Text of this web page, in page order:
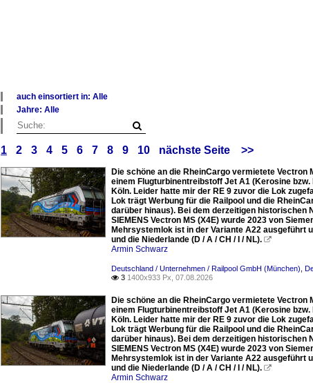
auch einsortiert in: Alle
Belgien
Italien
Niederlande
Österreich
Polen
Schweden
Schweiz
Tschechien
Ungarn
_Spezifikationen von Triebfahrzeugen
Jahre: Alle
Alle Jahre
2020
1 2 3 4 5 6 7 8 9 10 nächste Seite >>
Die schöne an die RheinCargo vermietete Vectron
einem Flugturbinentreibstoff Jet A1 (Kerosine
Köln. Leider hatte mir der RE 9 zuvor die Lok
Lok trägt Werbung für die Railpool und die
darüber hinaus). Bei dem derzeitigen historischen
SIEMENS Vectron MS (X4E) wurde 2023 von
Mehrsystemlok ist in der Variante A22 ausgeführt
und die Niederlande (D / A / CH / I / NL). 
Armin Schwarz
Deutschland / Unternehmen / Railpool GmbH (München)
 3 1400x933 Px, 07.08.2026
Die schöne an die RheinCargo vermietete Vectron
einem Flugturbinentreibstoff Jet A1 (Kerosine
Köln. Leider hatte mir der RE 9 zuvor die Lok
Lok trägt Werbung für die Railpool und die
darüber hinaus). Bei dem derzeitigen historischen
SIEMENS Vectron MS (X4E) wurde 2023 von
Mehrsystemlok ist in der Variante A22 ausgeführt
und die Niederlande (D / A / CH / I / NL). 
Armin Schwarz